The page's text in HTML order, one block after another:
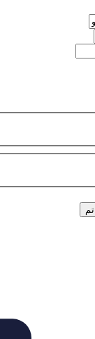
تم